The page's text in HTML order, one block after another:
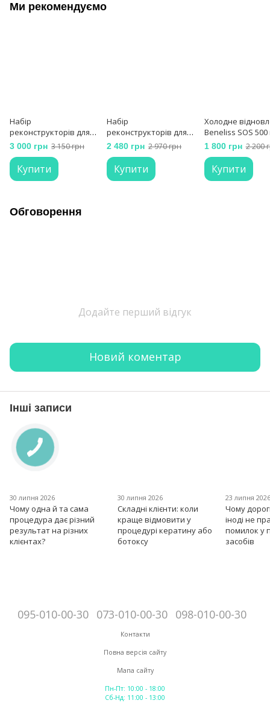
Ми рекомендуємо
Набір
реконструкторів для
волосся Molecula
3 000 грн 3 150 грн
Купити
Набір
реконструкторів для
волосся deeply
2 480 грн 2 970 грн
Купити
Холодне
Beneliss SOS 500
1 800 грн 2 200
Купити
Обговорення
Додайте перший відгук
Новий коментар
Інші записи
30 липня 2026
Чому одна й та сама
процедура дає різний
результат на різних
клієнтах?
30 липня 2026
Складні клієнти: коли
краще відмовити у
процедурі кератину або
ботоксу
23 липня
Чому
іноді не
помилок у
засобів
095-010-00-30 073-010-00-30 098-010-00-30
Контакти
Повна версія сайту
Мапа сайту
Пн-Пт: 10:00 - 18:00
Сб-Нд: 11:00 - 13:00